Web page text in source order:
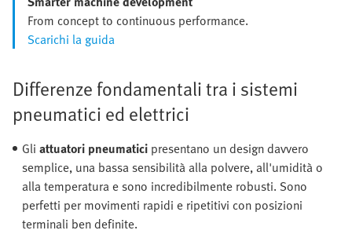
From concept to continuous performance.
Scarichi la guida
Differenze fondamentali tra i sistemi
pneumatici ed elettrici
Gli attuatori pneumatici presentano un design davvero
semplice, una bassa sensibilità alla polvere, all'umidità o
alla temperatura e sono incredibilmente robusti. Sono
perfetti per movimenti rapidi e ripetitivi con posizioni
terminali ben definite.